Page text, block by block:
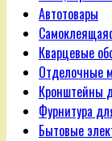
Автотовары
Кварцевые
Отделочные
Кронштейны
Фурнитура
Бытовые